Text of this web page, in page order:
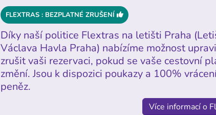
FLEXTRAS : BEZPLATNÉ ZRUŠENÍ
Díky naší politice Flextras na letišti Praha
Václava Havla Praha) nabízíme možnost
zrušit vaši rezervaci, pokud se vaše cestovní
změní. Jsou k dispozici poukazy a 100%
peněz.
Více informací o